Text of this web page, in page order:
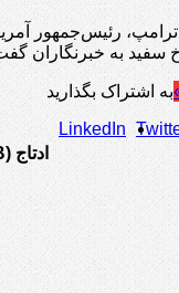
ترامپ، رئیس‌جمهور
سفید به خبرنگاران
به اشتراک بگذارید
LinkedIn
ادتاج (GADTB) در شبکه های اجتماعی